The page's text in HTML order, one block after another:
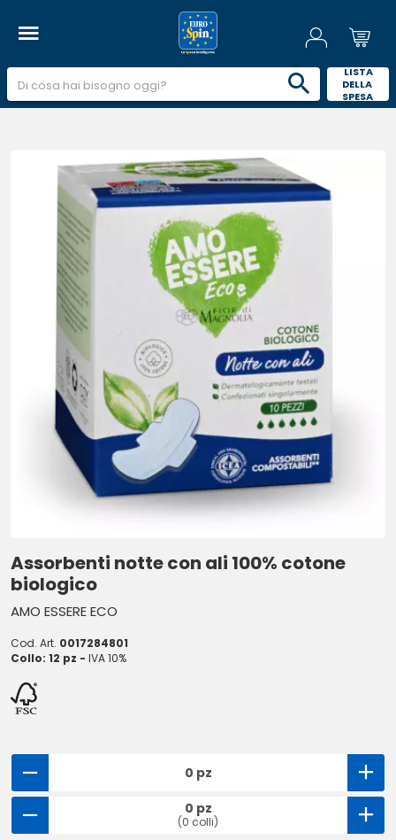
LISTA
DELLA
SPESA
Assorbenti notte con ali 100% cotone
biologico
AMO ESSERE ECO
Cod. Art. 0017284801
Collo: 12 pz - IVA 10%
0 pz
0 pz
(0 colli)